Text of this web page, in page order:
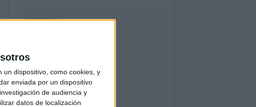
un dispositivo, como cookies, y
enviada por un dispositivo
de audiencia y
datos de localización
FACEBOOK